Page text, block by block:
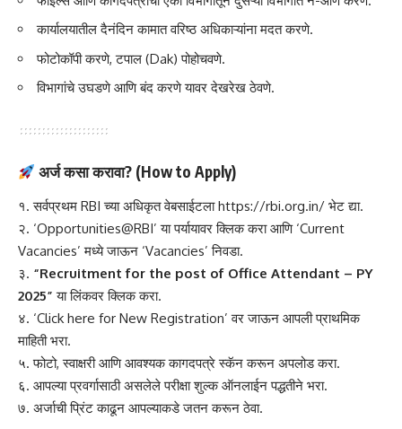
कार्यालयातील दैनंदिन कामात वरिष्ठ अधिकाऱ्यांना मदत करणे.
फोटोकॉपी करणे, टपाल (Dak) पोहोचवणे.
विभागांचे उघडणे आणि बंद करणे यावर देखरेख ठेवणे.
अर्ज कसा करावा? (How to Apply)
१. सर्वप्रथम RBI च्या अधिकृत वेबसाईटलाhttps://rbi.org.in/ भेट द्या.
२. ‘Opportunities@RBI’ या पर्यायावर क्लिक करा आणि ‘Current
Vacancies’ मध्ये जाऊन ‘Vacancies’ निवडा.
३. “Recruitment for the post of Office Attendant – PY
2025” या लिंकवर क्लिक करा.
४. ‘Click here for New Registration’ वर जाऊन आपली प्राथमिक
माहिती भरा.
५. फोटो, स्वाक्षरी आणि आवश्यक कागदपत्रे स्कॅन करून अपलोड करा.
६. आपल्या प्रवर्गासाठी असलेले परीक्षा शुल्क ऑनलाईन पद्धतीने भरा.
७. अर्जाची प्रिंट काढून आपल्याकडे जतन करून ठेवा.